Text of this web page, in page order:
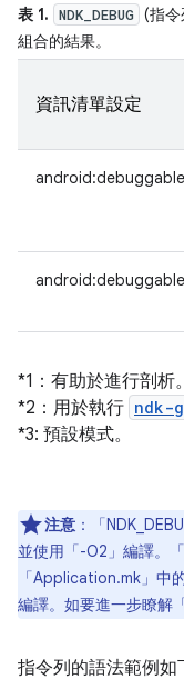
表 1. NDK_DEBUG (指令
組合的結果。
資訊清單設定
*1：有助於進行剖析。
*2：用於執行 ndk-
*3: 預設模式。
注意 ：「
並使用「-O2」編譯。
「Application.mk」中
編譯。如要進一步瞭解
指令列的語法範例如